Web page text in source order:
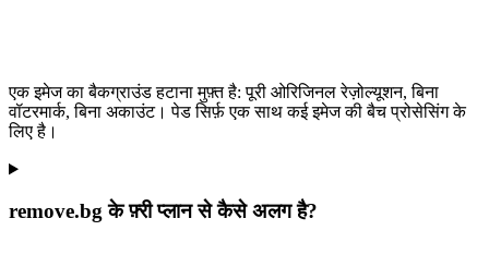
एक इमेज का बैकग्राउंड हटाना मुफ़्त है: पूरी ओरिजिनल रेज़ोल्यूशन, बिना
वॉटरमार्क, बिना अकाउंट। पेड सिर्फ़ एक साथ कई इमेज की बैच प्रोसेसिंग के
लिए है।
remove.bg के फ़्री प्लान से कैसे अलग है?